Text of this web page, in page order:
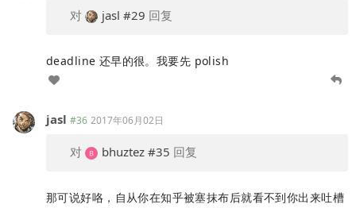
对 jasl #29 回复
deadline 还早的很。我要先 polish
jasl #36 2017年06月02日
对 bhuztez #35 回复
那可说好咯，自从你在知乎被塞抹布后就看不到你出来吐槽